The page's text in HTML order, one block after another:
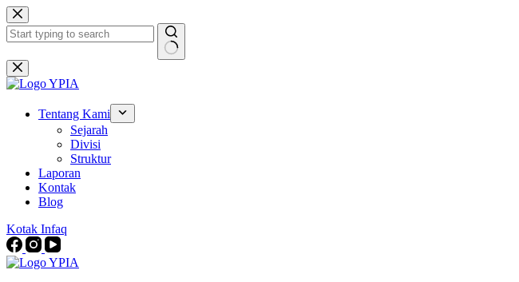
Skip
to
content
No
results
Tentang Kami
Sejarah
Divisi
Struktur
Laporan
Kontak
Blog
Kotak Infaq